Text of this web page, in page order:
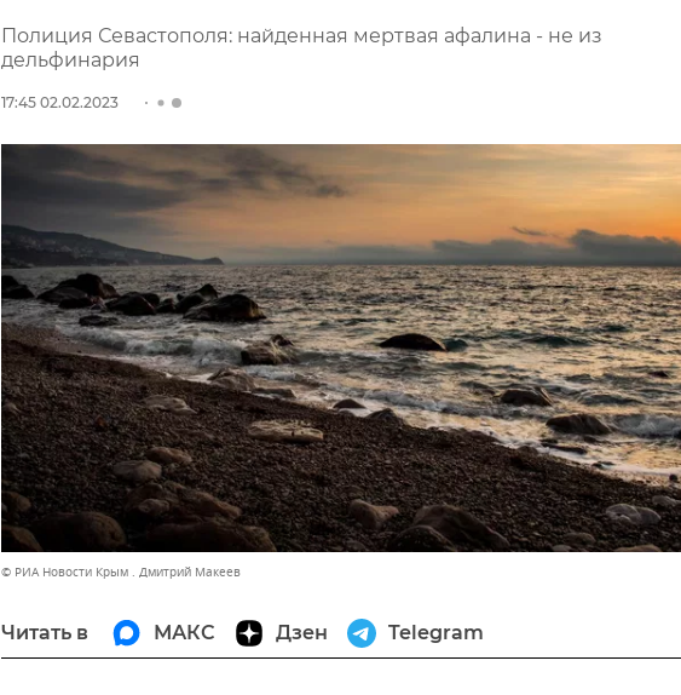
Полиция Севастополя: найденная мертвая афалина - не из
дельфинария
17:45 02.02.2023
© РИА Новости Крым . Дмитрий Макеев
Читать в МАКС Дзен Telegram